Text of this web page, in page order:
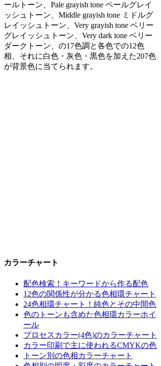
ールトーン、Pale grayish tone ペールグレイ
ッシュトーン、Middle grayish tone ミドルグ
レイッシュトーン、Very grayish tone ベリー
グレイッシュトーン、Very dark tone ベリー
ダークトーン、の17色調と各色での12色
相、それに白色・灰色・黒色を加えた207色
が背景色に当てられます。
カラーチャート
配色検索！キーワードから作る配色
12色の関係性が分かる色相環チャート
24色相環チャート！純色とその中間色
色のトーンも含めた色相環カラーホイ
ール
プロセスカラー(4色)のカラーチャート
カラー印刷で主に使われるCMYKの色
トーン別の色相カラーチャート